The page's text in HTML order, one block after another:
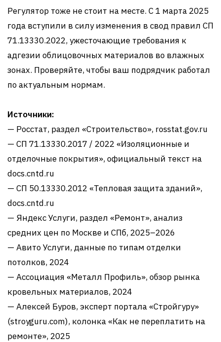
Регулятор тоже не стоит на месте. С 1 марта 2025
года вступили в силу изменения в свод правил СП
71.13330.2022, ужесточающие требования к
адгезии облицовочных материалов во влажных
зонах. Проверяйте, чтобы ваш подрядчик работал
по актуальным нормам.
Источники:
— Росстат, раздел «Строительство», rosstat.gov.ru
— СП 71.13330.2017 / 2022 «Изоляционные и
отделочные покрытия», официальный текст на
docs.cntd.ru
— СП 50.13330.2012 «Тепловая защита зданий»,
docs.cntd.ru
— Яндекс Услуги, раздел «Ремонт», анализ
средних цен по Москве и СПб, 2025–2026
— Авито Услуги, данные по типам отделки
потолков, 2024
— Ассоциация «Металл Профиль», обзор рынка
кровельных материалов, 2024
— Алексей Буров, эксперт портала «Стройгуру»
(stroyguru.com), колонка «Как не переплатить на
ремонте», 2025